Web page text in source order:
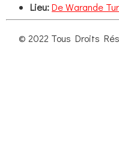
Lieu:De Warande
© 2022 Tous Droits